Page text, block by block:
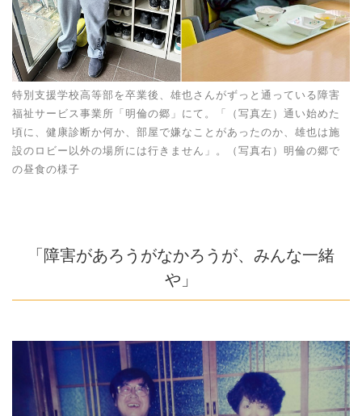
特別支援学校高等部を卒業後、雄也さんがずっと通っている障害
福祉サービス事業所「明倫の郷」にて。「（写真左）通い始めた
頃に、健康診断か何か、部屋で嫌なことがあったのか、雄也は施
設のロビー以外の場所には行きません」。（写真右）明倫の郷で
の昼食の様子
「障害があろうがなかろうが、みんな一緒
や」